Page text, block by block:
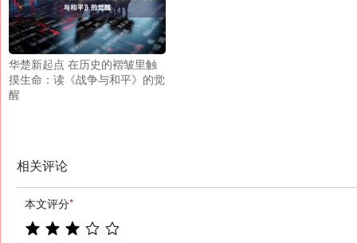
华楚新起点 在历史的褶皱里触
摸生命：读《战争与和平》的觉
醒
相关评论
本文评分*